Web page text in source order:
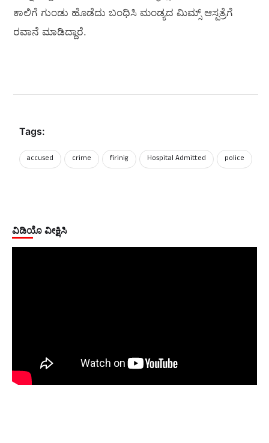
ಕಾಲಿಗೆ ಗುಂಡು ಹೊಡೆದು ಬಂಧಿಸಿ ಮಂಡ್ಯದ ಮಿಮ್ಸ್ ಆಸ್ಪತ್ರೆಗೆ
ರವಾನೆ ಮಾಡಿದ್ದಾರೆ.
Tags:
accused crime firinig Hospital Admitted police
ವಿಡಿಯೊ ವೀಕ್ಷಿಸಿ